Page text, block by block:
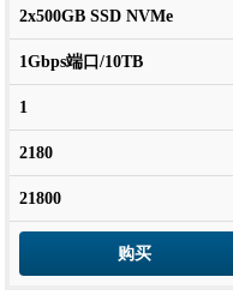
2x500GB SSD NVMe
1Gbps端口/10TB
1
2180
21800
购买